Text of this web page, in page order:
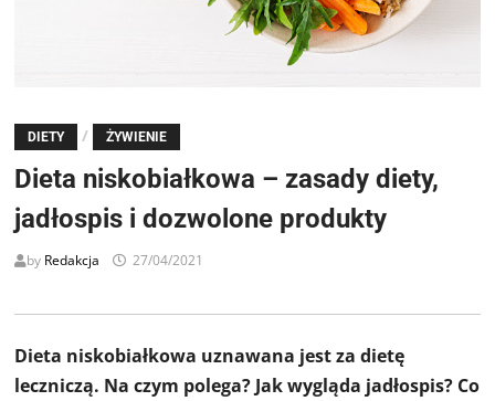
DIETY / ŻYWIENIE
Dieta niskobiałkowa – zasady diety,
jadłospis i dozwolone produkty
by Redakcja 27/04/2021
Dieta niskobiałkowa uznawana jest za dietę
leczniczą. Na czym polega? Jak wygląda jadłospis? Co